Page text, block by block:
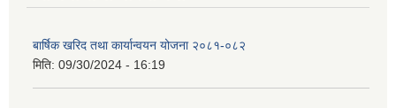
बार्षिक खरिद तथा कार्यान्वयन योजना २०८१-०८२
मिति: 09/30/2024 - 16:19